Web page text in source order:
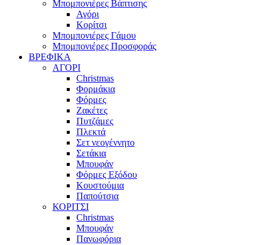
Μπομπονιέρες Βάπτισης
Αγόρι
Κορίτσι
Μπομπονιέρες Γάμου
Μπομπονιέρες Προσφοράς
ΒΡΕΦΙΚΑ
ΑΓΟΡΙ
Christmas
Φορμάκια
Φόρμες
Ζακέτες
Πυτζάμες
Πλεκτά
Σετ νεογέννητο
Σετάκια
Μπουφάν
Φόρμες Εξόδου
Κουστούμια
Παπούτσια
ΚΟΡΙΤΣΙ
Christmas
Μπουφάν
Πανωφόρια